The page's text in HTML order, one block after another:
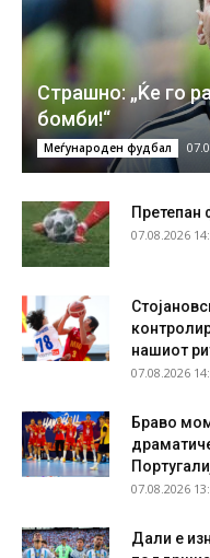
Страшно: „Ќе го
бомби!“
Меѓународен фудбал
Претепан
07.08.2026
нашиот
07.08.2026
Браво
07.08.2026
Дали е